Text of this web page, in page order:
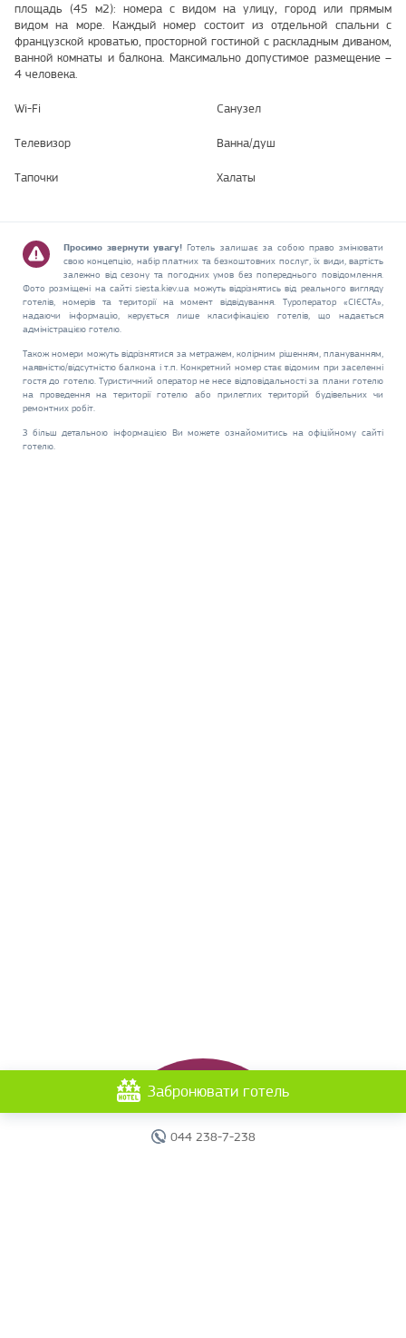
площадь (45 м2): номера с видом на улицу, город или прямым
видом на море. Каждый номер состоит из отдельной спальни с
французской кроватью, просторной гостиной с раскладным диваном,
ванной комнаты и балкона. Максимально допустимое размещение –
4 человека.
Wi-Fi Санузел
Телевизор Ванна/душ
Тапочки Халаты
Просимо звернути увагу! Готель залишає за собою право змінювати
свою концепцію, набір платних та безкоштовних послуг, їх види, вартість
залежно від сезону та погодних умов без попереднього повідомлення.
Фото розміщені на сайті siesta.kiev.ua можуть відрізнятись від реального вигляду
готелів, номерів та території на момент відвідування. Туроператор «СІЄСТА»,
надаючи інформацію, керується лише класифікацією готелів, що надається
адміністрацією готелю.
Також номери можуть відрізнятися за метражем, колірним рішенням, плануванням,
наявністю/відсутністю балкона і т.п. Конкретний номер стає відомим при заселенні
гостя до готелю. Туристичний оператор не несе відповідальності за плани готелю
на проведення на території готелю або прилеглих територій будівельних чи
ремонтних робіт.
З більш детальною інформацією Ви можете ознайомитись на офіційному сайті
готелю.
044 238-7-238
Забронювати готель